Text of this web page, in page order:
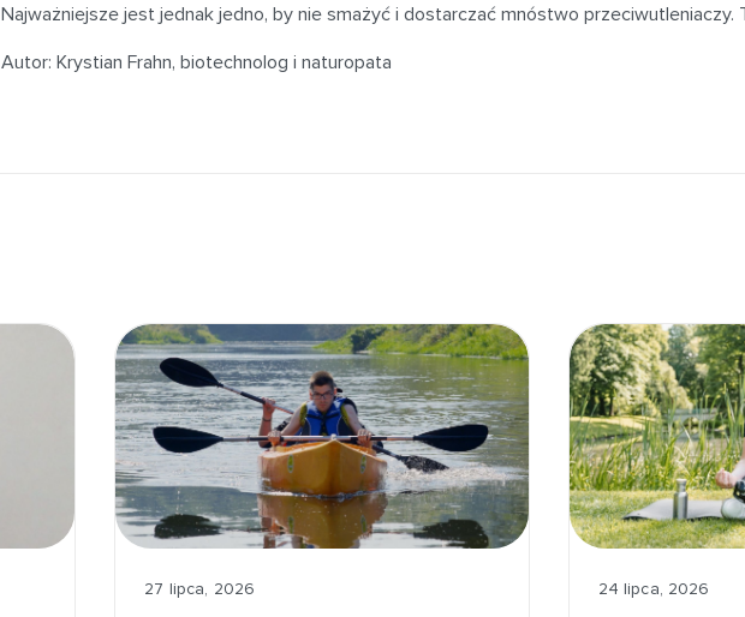
Najważniejsze jest jednak jedno, by nie smażyć i dostarczać mnóstwo przeciwutleniaczy.
Autor: Krystian Frahn, biotechnolog i naturopata
27 lipca, 2026 24 lipca, 2026